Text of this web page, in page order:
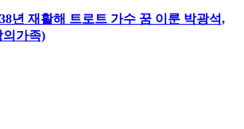
년 재활해 트로트 가수 꿈 이룬 박광석,
의가족)